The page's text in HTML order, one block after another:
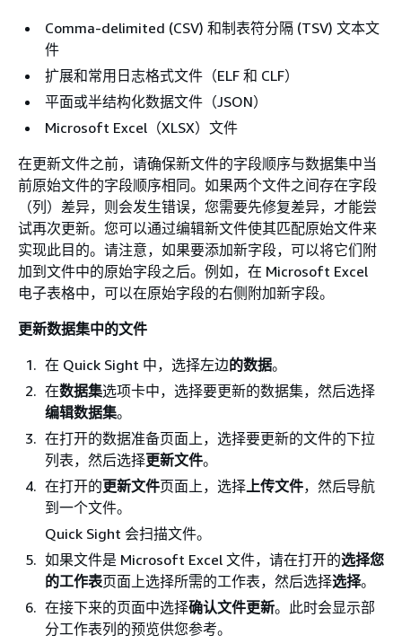
Comma-delimited (CSV) 和制表符分隔 (TSV) 文本文
件
扩展和常用日志格式文件（ELF 和 CLF）
平面或半结构化数据文件（JSON）
Microsoft Excel（XLSX）文件
在更新文件之前，请确保新文件的字段顺序与数据集中当
前原始文件的字段顺序相同。如果两个文件之间存在字段
（列）差异，则会发生错误，您需要先修复差异，才能尝
试再次更新。您可以通过编辑新文件使其匹配原始文件来
实现此目的。请注意，如果要添加新字段，可以将它们附
加到文件中的原始字段之后。例如，在 Microsoft Excel
电子表格中，可以在原始字段的右侧附加新字段。
更新数据集中的文件
在 Quick Sight 中，选择左边的数据。
在数据集选项卡中，选择要更新的数据集，然后选择
编辑数据集。
在打开的数据准备页面上，选择要更新的文件的下拉
列表，然后选择更新文件。
在打开的更新文件页面上，选择上传文件，然后导航
到一个文件。
Quick Sight 会扫描文件。
如果文件是 Microsoft Excel 文件，请在打开的选择您
的工作表页面上选择所需的工作表，然后选择选择。
在接下来的页面中选择确认文件更新。此时会显示部
分工作表列的预览供您参考。